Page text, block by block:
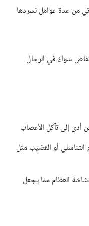
من عدة عوامل نسردها
سواءً في الرجال
أدى إلى تآكل الأعصاب
التناسلي أو القضيب مثل
العظام مما يجعل